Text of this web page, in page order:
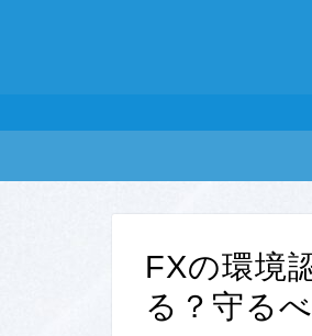
FXの環境
る？守る